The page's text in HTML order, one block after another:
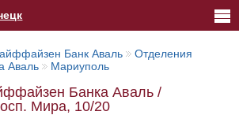
Банк Аваль
Отделения
Аваль
Мариуполь
Банка Аваль /
Мира, 10/20